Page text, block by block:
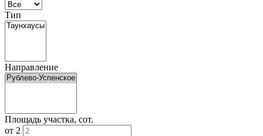
Тип
Направление
Площадь участка, сот.
от 2